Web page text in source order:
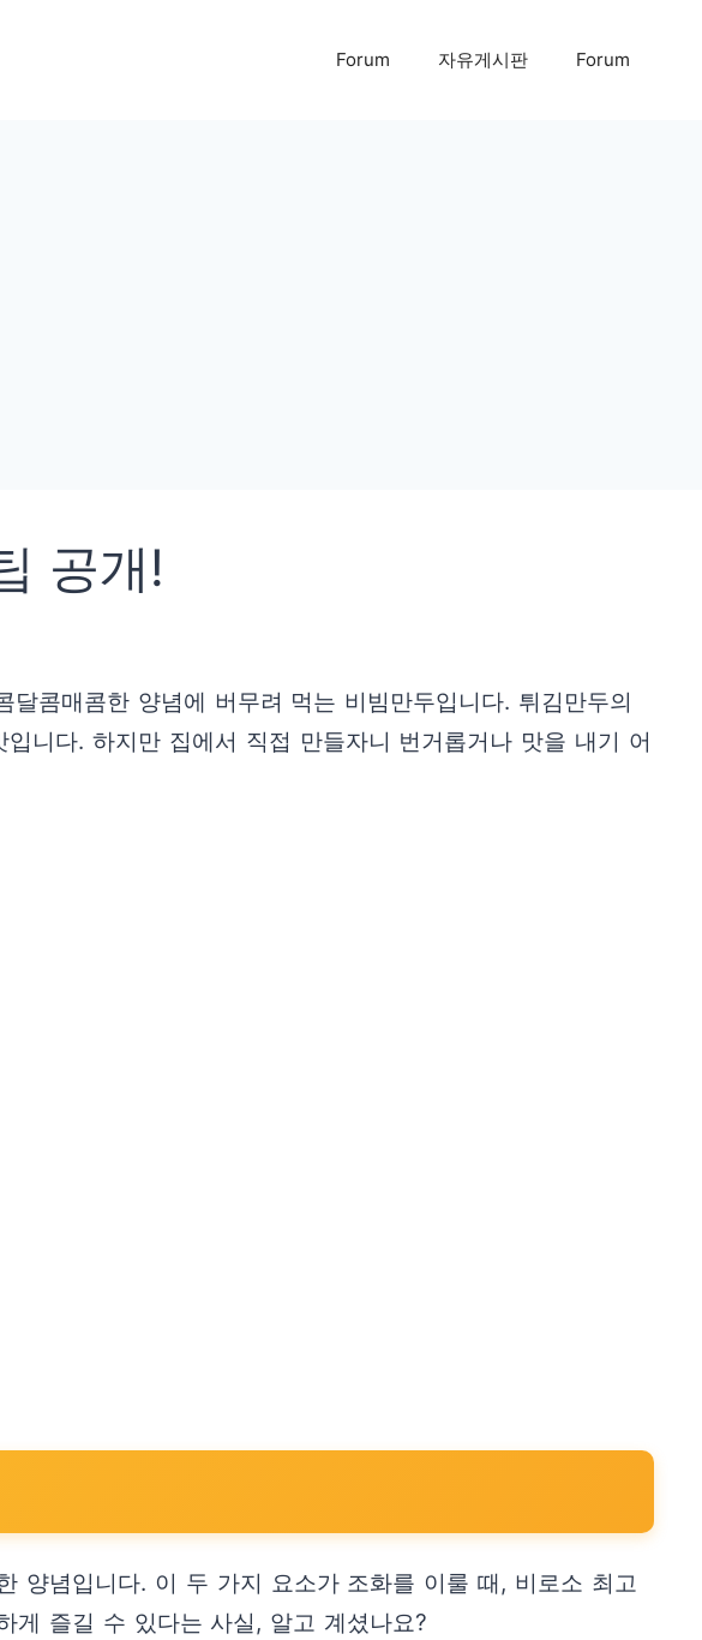
Forum 자유게시판 Forum
공개!
콤매콤한 양념에 버무려 먹는 비빔만두입니다. 튀김만두의
니다. 하지만 집에서 직접 만들자니 번거롭거나 맛을 내기 어
양념입니다. 이 두 가지 요소가 조화를 이룰 때, 비로소 최고
게 즐길 수 있다는 사실, 알고 계셨나요?